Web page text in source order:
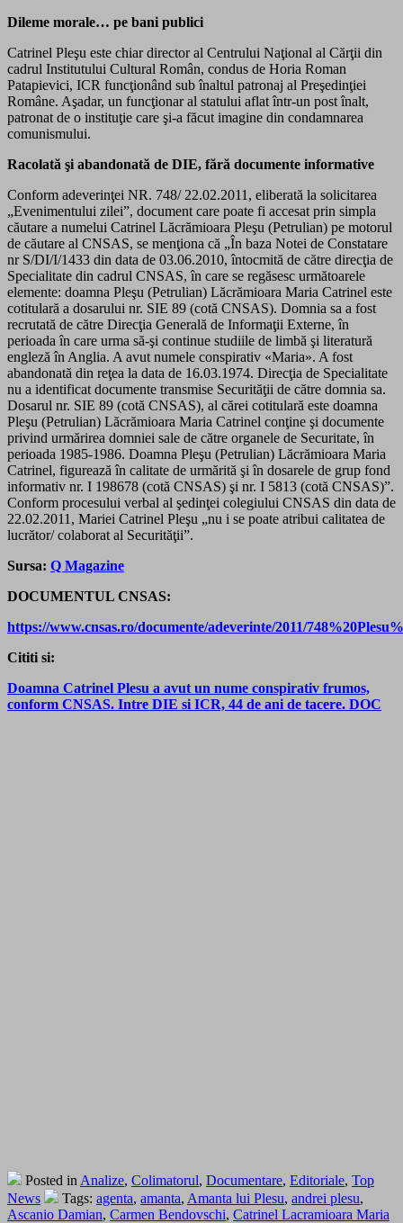
Dileme morale… pe bani publici
Catrinel Pleşu este chiar director al Centrului Naţional al Cărţii din
cadrul Institutului Cultural Român, condus de Horia Roman
Patapievici, ICR funcţionând sub înaltul patronaj al Preşedinţiei
Române. Aşadar, un funcţionar al statului aflat într-un post înalt,
patronat de o instituţie care şi-a făcut imagine din condamnarea
comunismului.
Racolată şi abandonată de DIE, fără documente informative
Conform adeverinţei NR. 748/ 22.02.2011, eliberată la solicitarea
„Evenimentului zilei”, document care poate fi accesat prin simpla
căutare a numelui Catrinel Lăcrămioara Pleşu (Petrulian) pe motorul
de căutare al CNSAS, se menţiona că „În baza Notei de Constatare
nr S/DI/I/1433 din data de 03.06.2010, întocmită de către direcţia de
Specialitate din cadrul CNSAS, în care se regăsesc următoarele
elemente: doamna Pleşu (Petrulian) Lăcrămioara Maria Catrinel este
cotitulară a dosarului nr. SIE 89 (cotă CNSAS). Domnia sa a fost
recrutată de către Direcţia Generală de Informaţii Externe, în
perioada în care urma să-şi continue studiile de limbă şi literatură
engleză în Anglia. A avut numele conspirativ «Maria». A fost
abandonată din reţea la data de 16.03.1974. Direcţia de Specialitate
nu a identificat documente transmise Securităţii de către domnia sa.
Dosarul nr. SIE 89 (cotă CNSAS), al cărei cotitulară este doamna
Pleşu (Petrulian) Lăcrămioara Maria Catrinel conţine şi documente
privind urmărirea domniei sale de către organele de Securitate, în
perioada 1985-1986. Doamna Pleşu (Petrulian) Lăcrămioara Maria
Catrinel, figurează în calitate de urmărită şi în dosarele de grup fond
informativ nr. I 198678 (cotă CNSAS) şi nr. I 5813 (cotă CNSAS)”.
Conform procesului verbal al şedinţei colegiului CNSAS din data de
22.02.2011, Mariei Catrinel Pleşu „nu i se poate atribui calitatea de
lucrător/ colaborat al Securităţii”.
Sursa: Q Magazine
DOCUMENTUL CNSAS:
https://www.cnsas.ro/documente/adeverinte/2011/
Cititi si:
Doamna Catrinel Plesu a avut un nume conspirativ frumos,
conform CNSAS. Intre DIE si ICR, 44 de ani de tacere. DOC
Posted in Analize, Colimatorul, Documentare, Editoriale, Top
News
Tags: agenta, amanta, Amanta lui Plesu, andrei plesu,
Ascanio Damian, Carmen Bendovschi, Catrinel Lacramioara Maria